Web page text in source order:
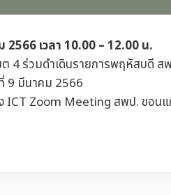
เวลา 10.00 – 12.00 น.
ร่วมดำเดินรายการพฤหัสบดี
9 มีนาคม 2566
ICT Zoom Meeting สพป. ขอนแ